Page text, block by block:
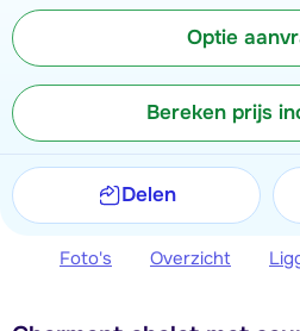
Optie
Bereken prijs
Delen
Foto's Overzicht